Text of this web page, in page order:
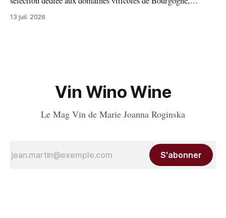
distinguant 94 propriétés pour l’excellence de leurs vins. Au
palmarès : 9 domaines reçoivent trois grappes, 20 deux
13 juil. 2026
Vin Wino Wine
Le Mag Vin de Marie Joanna Roginska
S'abonner